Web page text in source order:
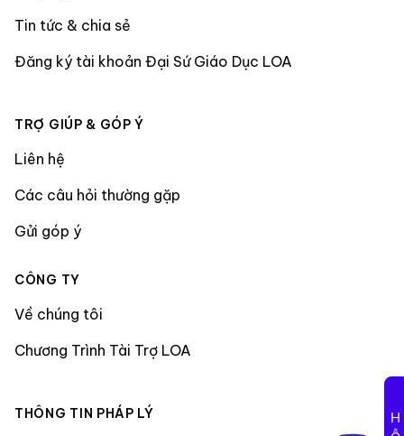
Tin tức & chia sẻ
Đăng ký tài khoản Đại Sứ Giáo Dục LOA
TRỢ GIÚP & GÓP Ý
Liên hệ
Các câu hỏi thường gặp
Gửi góp ý
CÔNG TY
Về chúng tôi
Chương Trình Tài Trợ LOA
THÔNG TIN PHÁP LÝ